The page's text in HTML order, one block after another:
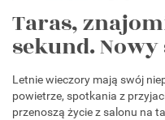
Taras,
sekund. Nowy
Letnie wieczory mają swój
powietrze, spotkania z
przenoszą życie z salonu na